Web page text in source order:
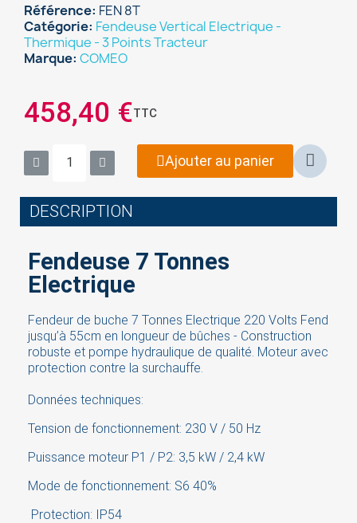
Référence FEN 8T
Catégorie Fendeuse Vertical Electrique -
Thermique - 3 Points Tracteur
Marque COMEO
458,40 €TTC
Ajouter au panier
DESCRIPTION
Fendeuse 7 Tonnes
Electrique
Fendeur de buche 7 Tonnes Electrique 220 Volts Fend
jusqu’à 55cm en longueur de bûches - Construction
robuste et pompe hydraulique de qualité. Moteur avec
protection contre la surchauffe.
Données techniques:
Tension de fonctionnement: 230 V / 50 Hz
Puissance moteur P1 / P2: 3,5 kW / 2,4 kW
Mode de fonctionnement: S6 40%
Protection: IP54
Sign in
You need to be logged in to save products in your